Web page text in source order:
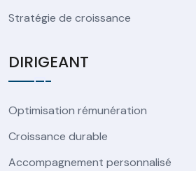
Stratégie de croissance
DIRIGEANT
Optimisation rémunération
Croissance durable
Accompagnement personnalisé